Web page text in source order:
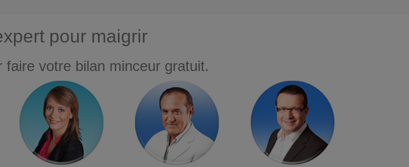
pour maigrir
votre bilan minceur gratuit.